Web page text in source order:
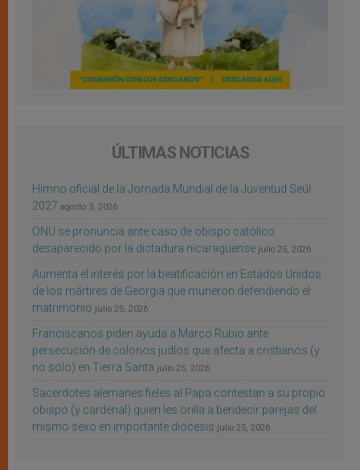
ÚLTIMAS NOTICIAS
Himno oficial de la Jornada Mundial de la Juventud Seúl
2027 agosto 3, 2026
ONU se pronuncia ante caso de obispo católico
desaparecido por la dictadura nicaragüense julio 25, 2026
Aumenta el interés por la beatificación en Estados Unidos
de los mártires de Georgia que murieron defendiendo el
matrimonio julio 25, 2026
Franciscanos piden ayuda a Marco Rubio ante
persecución de colonos judíos que afecta a cristianos (y
no sólo) en Tierra Santa julio 25, 2026
Sacerdotes alemanes fieles al Papa contestan a su propio
obispo (y cardenal) quien les orilla a bendecir parejas del
mismo sexo en importante diócesis julio 25, 2026